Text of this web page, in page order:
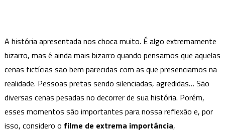
A história apresentada nos choca muito. É algo extremamente
bizarro, mas é ainda mais bizarro quando pensamos que aquelas
cenas fictícias são bem parecidas com as que presenciamos na
realidade. Pessoas pretas sendo silenciadas, agredidas… São
diversas cenas pesadas no decorrer de sua história. Porém,
esses momentos são importantes para nossa reflexão e, por
isso, considero o filme de extrema importância,